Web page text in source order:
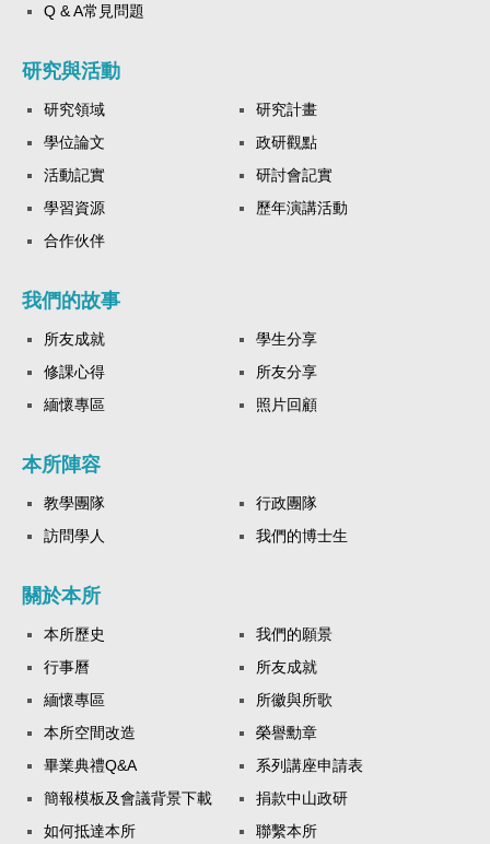
Q & A常見問題
研究與活動
研究領域
研究計畫
學位論文
政研觀點
活動記實
研討會記實
學習資源
歷年演講活動
合作伙伴
我們的故事
所友成就
學生分享
修課心得
所友分享
緬懷專區
照片回顧
本所陣容
教學團隊
行政團隊
訪問學人
我們的博士生
關於本所
本所歷史
我們的願景
行事曆
所友成就
緬懷專區
所徽與所歌
本所空間改造
榮譽勳章
畢業典禮Q&A
系列講座申請表
簡報模板及會議背景下載
捐款中山政研
如何抵達本所
聯繫本所